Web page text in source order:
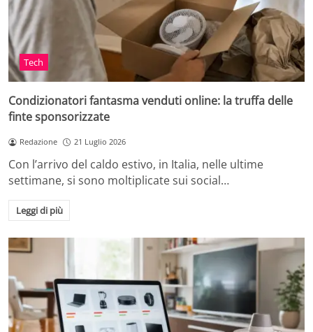
Tech
Condizionatori fantasma venduti online: la truffa delle
finte sponsorizzate
Redazione 21 Luglio 2026
Con l’arrivo del caldo estivo, in Italia, nelle ultime
settimane, si sono moltiplicate sui social…
Leggi di più